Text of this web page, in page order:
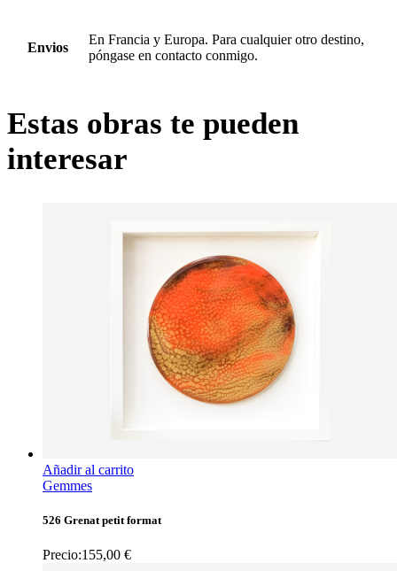
Envios
En Francia y Europa. Para cualquier otro destino,
póngase en contacto conmigo.
Estas obras te pueden
interesar
Añadir al carrito
Gemmes
526 Grenat petit format
Precio:155,00 €